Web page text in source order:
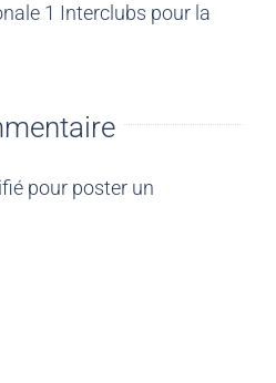
1 Interclubs pour la
pour poster un